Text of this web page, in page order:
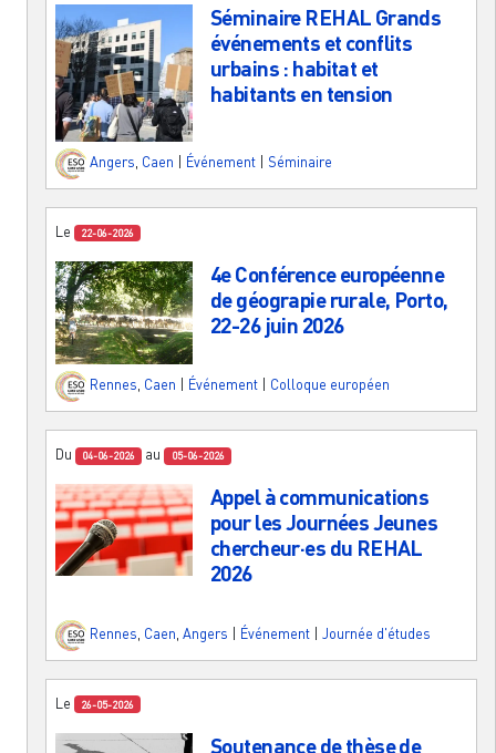
Séminaire REHAL Grands
événements et conflits
urbains : habitat et
habitants en tension
Angers Caen Événement Séminaire
Le 22-06-2026
4e Conférence européenne
de géograpie rurale, Porto,
22-26 juin 2026
Rennes, Caen Événement Colloque européen
Du 04-06-2026 au 05-06-2026
Appel à communications
pour les Journées Jeunes
chercheur·es du REHAL
2026
Rennes Caen Angers Événement Journée d'études
Le 26-05-2026
Soutenance de thèse de